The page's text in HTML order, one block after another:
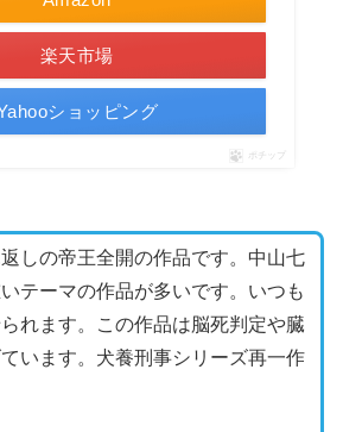
楽天市場
ショッピング
ポチップ
しの帝王全開の作品です。中山七
テーマの作品が多いです。いつも
れます。この作品は脳死判定や臓
います。犬養刑事シリーズ再一作